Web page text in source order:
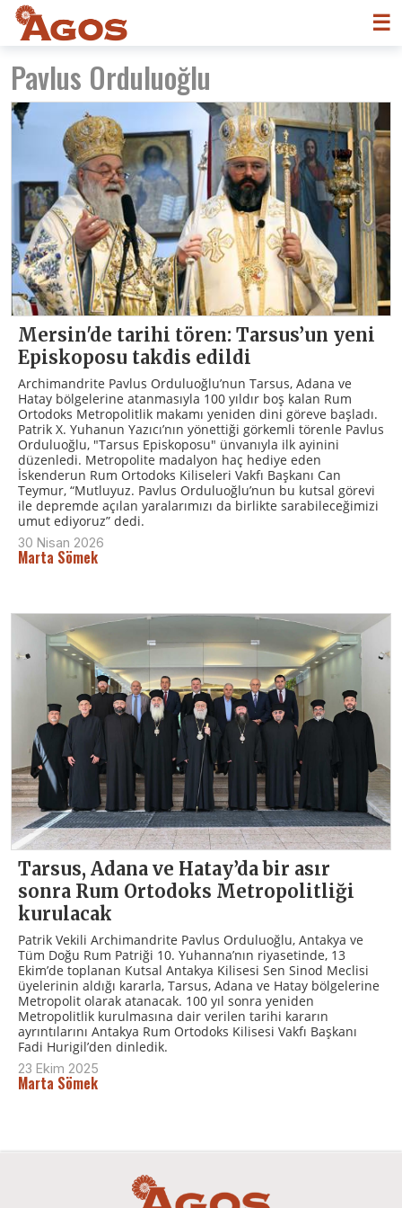
☰
Pavlus Orduluoğlu
Mersin'de tarihi tören: Tarsus’un yeni
Episkoposu takdis edildi
Archimandrite Pavlus Orduluoğlu’nun Tarsus, Adana ve
Hatay bölgelerine atanmasıyla 100 yıldır boş kalan Rum
Ortodoks Metropolitlik makamı yeniden dini göreve başladı.
Patrik X. Yuhanun Yazıcı’nın yönettiği görkemli törenle Pavlus
Orduluoğlu, "Tarsus Episkoposu" ünvanıyla ilk ayinini
düzenledi. Metropolite madalyon haç hediye eden
İskenderun Rum Ortodoks Kiliseleri Vakfı Başkanı Can
Teymur, “Mutluyuz. Pavlus Orduluoğlu’nun bu kutsal görevi
ile depremde açılan yaralarımızı da birlikte sarabileceğimizi
umut ediyoruz” dedi.
30 Nisan 2026
Marta Sömek
Tarsus, Adana ve Hatay’da bir asır
sonra Rum Ortodoks Metropolitliği
kurulacak
Patrik Vekili Archimandrite Pavlus Orduluoğlu, Antakya ve
Tüm Doğu Rum Patriği 10. Yuhanna’nın riyasetinde, 13
Ekim’de toplanan Kutsal Antakya Kilisesi Sen Sinod Meclisi
üyelerinin aldığı kararla, Tarsus, Adana ve Hatay bölgelerine
Metropolit olarak atanacak. 100 yıl sonra yeniden
Metropolitlik kurulmasına dair verilen tarihi kararın
ayrıntılarını Antakya Rum Ortodoks Kilisesi Vakfı Başkanı
Fadi Hurigil’den dinledik.
23 Ekim 2025
Marta Sömek